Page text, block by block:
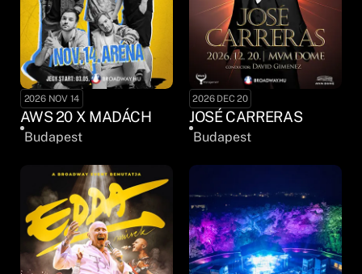
2026 NOV 14
AWS 20 X MADÁCH
Budapest
2026 DEC 20
JOSÉ CARRERAS
Budapest